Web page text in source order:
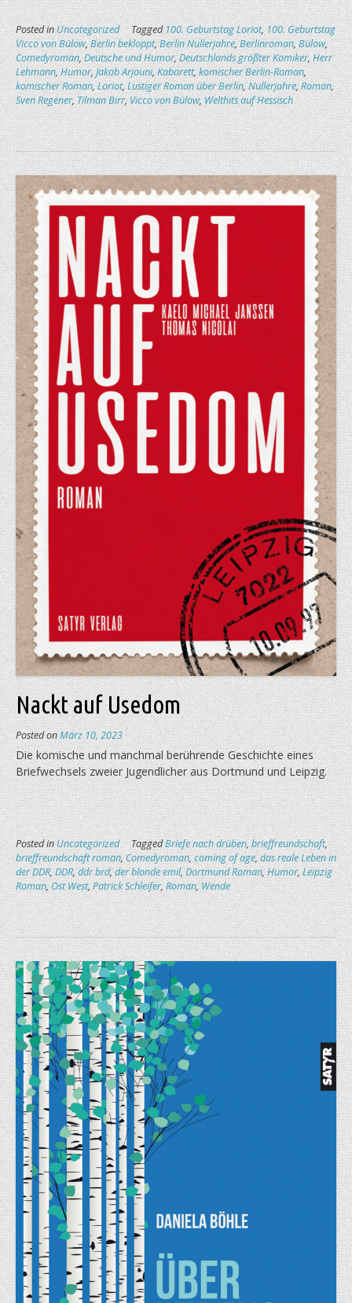
Posted inUncategorized Tagged100. Geburtstag Loriot,100. Geburtstag
Vicco von Bülow,Berlin bekloppt,Berlin Nullerjahre,Berlinroman,Bülow,
Comedyroman,Deutsche und Humor,Deutschlands größter Komiker,Herr
Lehmann,Humor,Jakob Arjouni,Kabarett,komischer Berlin-Roman,
komischer Roman,Loriot,Lustiger Roman über Berlin,Nullerjahre,Roman,
Sven Regener,Tilman Birr,Vicco von Bülow,Welthits auf Hessisch
Nackt auf Usedom
Posted onMärz 10, 2023
Die komische und manchmal berührende Geschichte eines
Briefwechsels zweier Jugendlicher aus Dortmund und Leipzig.
Posted inUncategorized TaggedBriefe nach drüben,brieffreundschaft,
brieffreundschaft roman,Comedyroman,coming of age,das reale Leben in
der DDR,DDR,ddr brd,der blonde emil,Dortmund Roman,Humor,Leipzig
Roman,Ost West,Patrick Schleifer,Roman,Wende